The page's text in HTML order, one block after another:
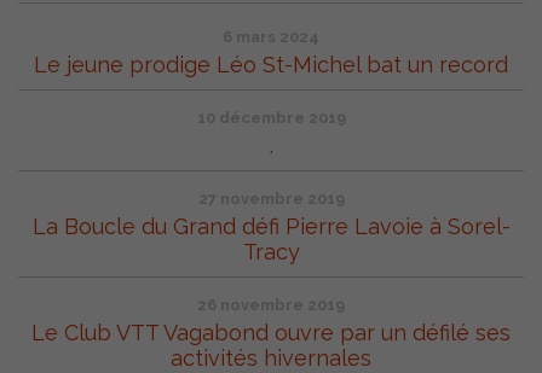
6 mars 2024
Le jeune prodige Léo St-Michel bat un record
10 décembre 2019
.
27 novembre 2019
La Boucle du Grand défi Pierre Lavoie à Sorel-
Tracy
26 novembre 2019
Le Club VTT Vagabond ouvre par un défilé ses
activités hivernales